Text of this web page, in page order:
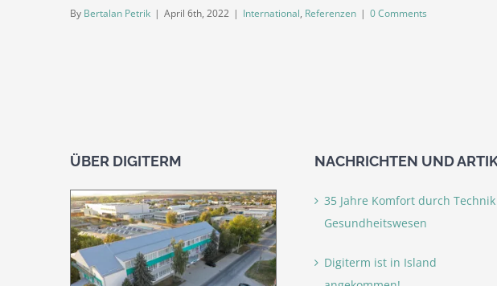
By Bertalan Petrik | April 6th, 2022 | International, Referenzen | 0 Comments
ÜBER DIGITERM NACHRICHTEN UND
35 Jahre Komfort durch
Gesundheitswesen
Digiterm ist in Island